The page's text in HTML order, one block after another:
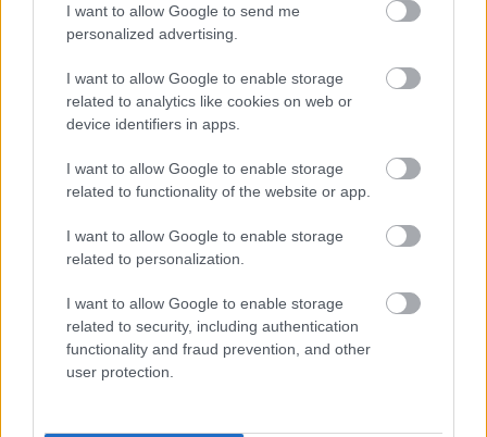
I want to allow Google to send me
personalized advertising.
I want to allow Google to enable storage
related to analytics like cookies on web or
device identifiers in apps.
I want to allow Google to enable storage
related to functionality of the website or app.
I want to allow Google to enable storage
related to personalization.
I want to allow Google to enable storage
related to security, including authentication
functionality and fraud prevention, and other
user protection.
22 órája
„Lando és Oscar kapcsolata csak még erősebbé vált a
tavalyi év után” – Stella